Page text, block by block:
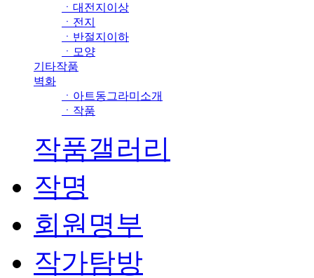
ㆍ대전지이상
ㆍ전지
ㆍ반절지이하
ㆍ모양
기타작품
벽화
ㆍ아트동그라미소개
ㆍ작품
작품갤러리
작명
회원명부
작가탐방